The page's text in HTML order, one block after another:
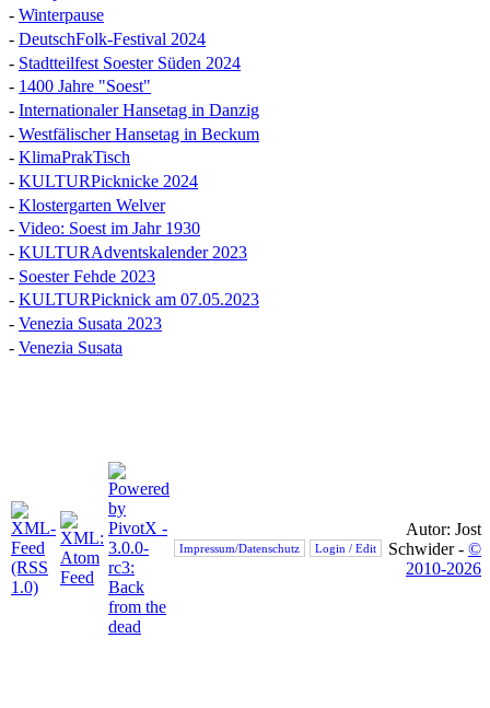
- Winterpause
- DeutschFolk-Festival 2024
- Stadtteilfest Soester Süden 2024
- 1400 Jahre "Soest"
- Internationaler Hansetag in Danzig
- Westfälischer Hansetag in Beckum
- KlimaPrakTisch
- KULTURPicknicke 2024
- Klostergarten Welver
- Video: Soest im Jahr 1930
- KULTURAdventskalender 2023
- Soester Fehde 2023
- KULTURPicknick am 07.05.2023
- Venezia Susata 2023
- Venezia Susata
Impressum/Datenschutz Login / Edit
Autor: Jost
Schwider - ©
2010-2026